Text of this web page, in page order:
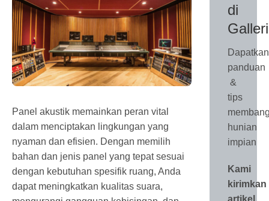
Panel akustik memainkan peran vital
dalam menciptakan lingkungan yang
nyaman dan efisien. Dengan memilih
bahan dan jenis panel yang tepat sesuai
dengan kebutuhan spesifik ruang, Anda
dapat meningkatkan kualitas suara,
di
Dapatkan
panduan
&
tips
hunian
impian
Kami
kirimkan
artikel